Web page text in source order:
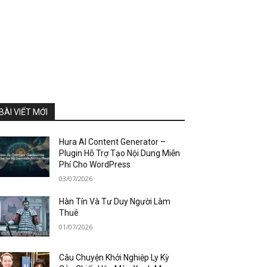
VIẾT MỚI
Hura AI Content Generator –
Plugin Hỗ Trợ Tạo Nội Dung Miễn
Phí Cho WordPress
03/07/2026
Hàn Tín Và Tư Duy Người Làm
Thuê
01/07/2026
Câu Chuyện Khởi Nghiệp Ly Kỳ